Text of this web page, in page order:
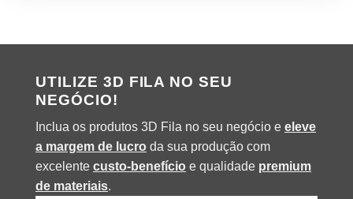
UTILIZE 3D FILA NO SEU
NEGÓCIO!
Inclua os produtos 3D Fila no seu negócio e eleve
a margem de lucro da sua produção com
excelente custo-benefício e qualidade premium
de materiais.